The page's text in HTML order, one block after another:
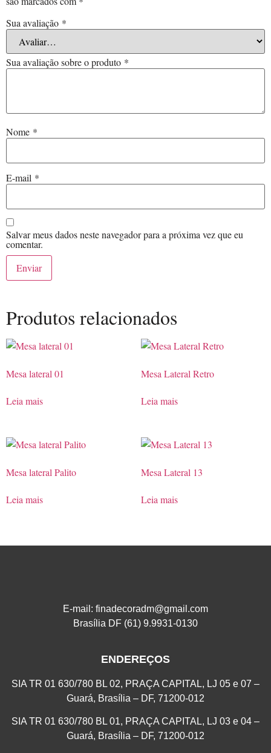
Sua avaliação *
Sua avaliação sobre o produto *
Nome *
E-mail *
Salvar meus dados neste navegador para a próxima vez que eu
comentar.
Produtos relacionados
Mesa lateral 01
Leia mais
Mesa Lateral Retro
Leia mais
Mesa lateral Palito
Leia mais
Mesa Lateral 13
Leia mais
E-mail: finadecoradm@gmail.com
Brasília DF (61) 9.9931-0130
ENDEREÇOS
SIA TR 01 630/780 BL 02, PRAÇA CAPITAL, LJ 05 e 07 –
Guará, Brasília – DF, 71200-012
SIA TR 01 630/780 BL 01, PRAÇA CAPITAL, LJ 03 e 04 –
Guará, Brasília – DF, 71200-012